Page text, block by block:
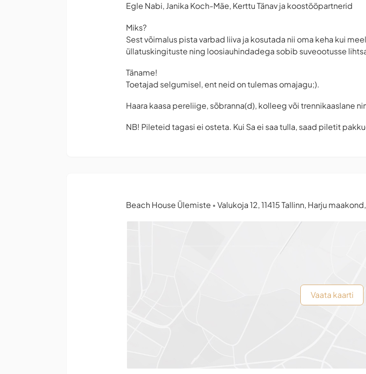
Egle Nabi, Janika Koch-Mäe, Kerttu Tänav ja koostööpartnerid
Miks?
Sest võimalus pista varbad liiva ja kosutada nii oma keha kui
üllatuskingituste ning loosiauhindadega sobib suveootusse
Täname!
Toetajad selgumisel, ent neid on tulemas omajagu;).
Haara kaasa pereliige, sõbranna(d), kolleeg või trennikaaslane
NB! Pileteid tagasi ei osteta. Kui Sa ei saa tulla, saad piletit
Beach House Ülemiste • Valukoja 12, 11415 Tallinn, Harju
Vaata kaarti